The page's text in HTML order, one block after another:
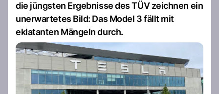
die jüngsten Ergebnisse des TÜV zeichnen ein
unerwartetes Bild: Das Model 3 fällt mit
eklatanten Mängeln durch.